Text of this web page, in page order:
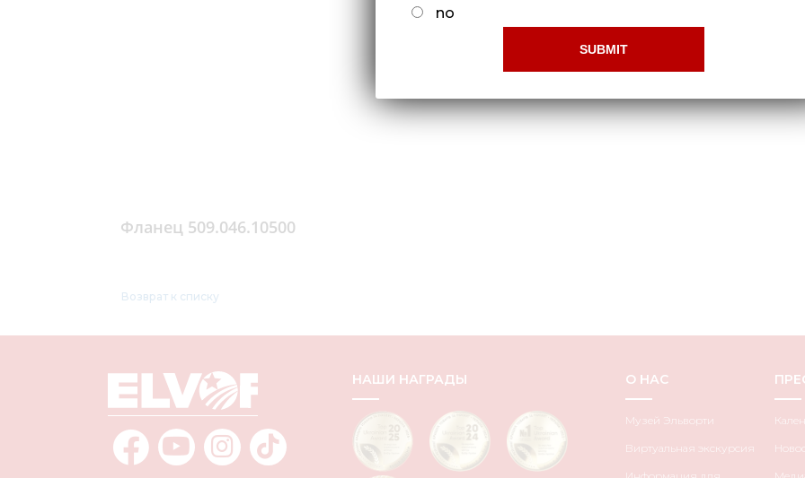
Фланец 509.046.10500
Возврат к списку
НАШИ НАГРАДЫ О НАС
Музей Эльворти
Виртуальная экскурсия
no